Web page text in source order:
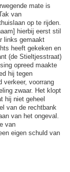
mate is
van
op te rijden.
hierbij eerst stil
links gemaakt
heeft gekeken en
(de Stieltjesstraat)
opreed maakte
hij tegen
verkeer, voorrang
zwaar. Het klopt
hij niet geheel
van de rechtbank
van het ongeval.
van
eigen schuld van